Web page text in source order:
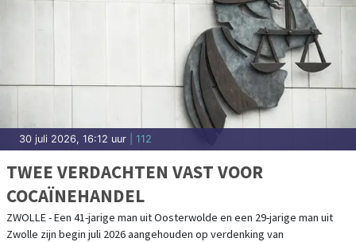
30 juli 2026, 16:12 uur | 112
TWEE VERDACHTEN VAST VOOR
COCAÏNEHANDEL
ZWOLLE - Een 41-jarige man uit Oosterwolde en een 29-jarige man uit
Zwolle zijn begin juli 2026 aangehouden op verdenking van